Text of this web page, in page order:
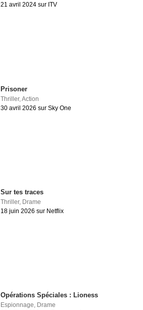
21 avril 2024 sur ITV
Prisoner
Thriller,Action
30 avril 2026 sur Sky One
Sur tes traces
Thriller, Drame
18 juin 2026 sur Netflix
Opérations Spéciales : Lioness
Espionnage, Drame